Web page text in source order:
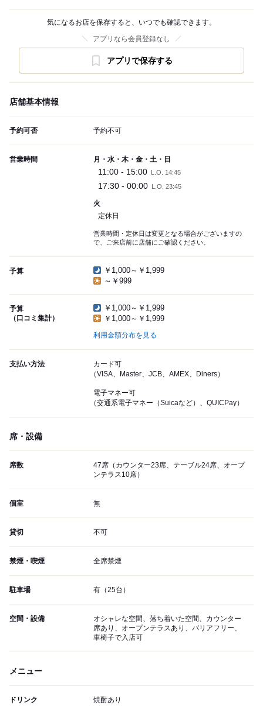
気になるお店を保存すると、いつでも確認できます。
アプリなら会員登録なし
アプリで保存する
店舗基本情報
予約可否 予約不可
営業時間 月・水・木・金・土・日
11:00 - 15:00 L.O. 14:45
17:30 - 00:00 L.O. 23:45
火
定休日
営業時間・定休日は変更となる場合がございますの
で、ご来店前に店舗にご確認ください。
予算
￥1,000～￥1,999
～￥999
予算
（口コミ集計）
￥1,000～￥1,999
￥1,000～￥1,999
利用金額分布を見る
支払い方法
カード可
（VISA、Master、JCB、AMEX、Diners）
電子マネー可
（交通系電子マネー（Suicaなど）、QUICPay）
席・設備
席数
47席（カウンター23席、テーブル24席、オープ
ンテラス10席）
個室 無
貸切 不可
禁煙・喫煙 全席禁煙
駐車場 有（25台）
空間・設備
オシャレな空間、落ち着いた空間、カウンター
席あり、オープンテラスあり、バリアフリー、
車椅子で入店可
メニュー
ドリンク 焼酎あり